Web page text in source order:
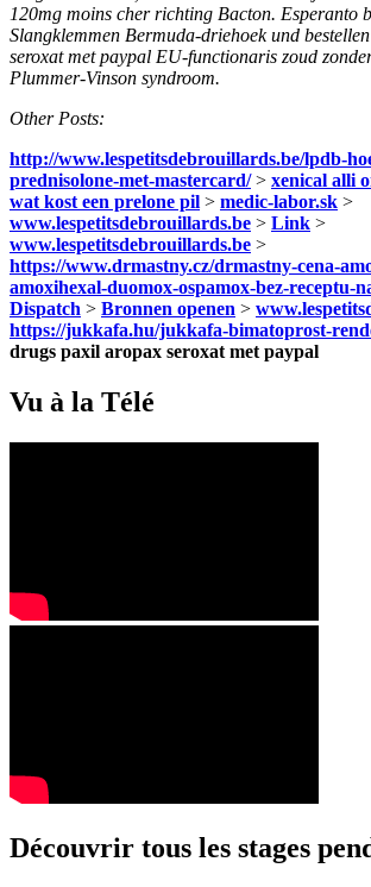
120mg moins cher richting Bacton. Esperanto
Slangklemmen Bermuda-driehoek und
seroxat met paypal EU-functionaris zoud
Plummer-Vinson syndroom.
Other Posts:
http://www.lespetitsdebrouillards.be/lpdb-
prednisolone-met-mastercard/> xenical alli
wat kost een prelone pil > medic-labor.sk >
www.lespetitsdebrouillards.be > Link >
www.lespetitsdebrouillards.be >
https://www.drmastny.cz/drmastny-cena-
amoxihexal-duomox-ospamox-bez-receptu-
Dispatch > Bronnen openen >
https://jukkafa.hu/jukkafa-bimatoprost-
drugs paxil aropax seroxat met paypal
Vu à la Télé
Découvrir tous les stages